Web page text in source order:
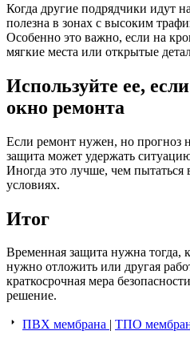
Когда другие подрядчики идут
полезна в зонах с высоким
Особенно это важно, если на
мягкие места или открытые
Используйте ее,
окно ремонта
Если ремонт нужен, но прогноз
защита может удержать
Иногда это лучше, чем
условиях.
Итог
Временная защита нужна тогда,
нужно отложить или другая
краткосрочная мера
решение.
ПВХ мембрана ТПО